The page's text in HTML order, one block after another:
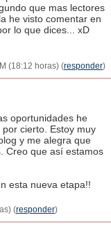
que mas lectores
he visto comentar en
lo que dices... xD
(18:12 horas) (responder)
oportunidades he
cierto. Estoy muy
y me alegra que
Creo que así estamos
esta nueva etapa!!
(responder)